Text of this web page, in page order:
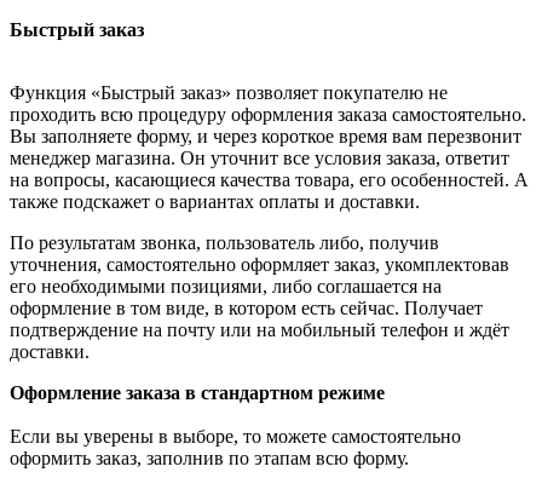
Быстрый заказ
Функция «Быстрый заказ» позволяет покупателю не
проходить всю процедуру оформления заказа самостоятельно.
Вы заполняете форму, и через короткое время вам перезвонит
менеджер магазина. Он уточнит все условия заказа, ответит
на вопросы, касающиеся качества товара, его особенностей. А
также подскажет о вариантах оплаты и доставки.
По результатам звонка, пользователь либо, получив
уточнения, самостоятельно оформляет заказ, укомплектовав
его необходимыми позициями, либо соглашается на
оформление в том виде, в котором есть сейчас. Получает
подтверждение на почту или на мобильный телефон и ждёт
доставки.
Оформление заказа в стандартном режиме
Если вы уверены в выборе, то можете самостоятельно
оформить заказ, заполнив по этапам всю форму.